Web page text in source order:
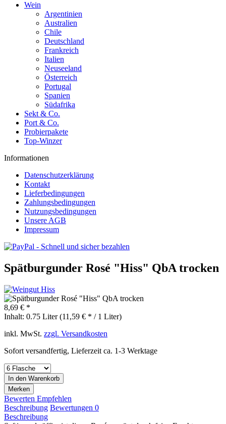
Wein
Argentinien
Australien
Chile
Deutschland
Frankreich
Italien
Neuseeland
Österreich
Portugal
Spanien
Südafrika
Sekt & Co.
Port & Co.
Probierpakete
Top-Winzer
Informationen
Datenschutzerklärung
Kontakt
Lieferbedingungen
Zahlungsbedingungen
Nutzungsbedingungen
Unsere AGB
Impressum
Spätburgunder Rosé "Hiss" QbA trocken
8,69 € *
Inhalt: 0.75 Liter (11,59 € * / 1 Liter)
inkl. MwSt. zzgl. Versandkosten
Sofort versandfertig, Lieferzeit ca. 1-3 Werktage
In den Warenkorb
Merken
Bewerten Empfehlen
Beschreibung Bewertungen 0
Beschreibung